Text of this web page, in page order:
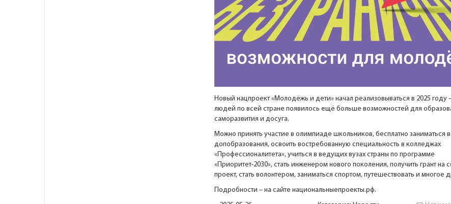
Новый нацпроект «Молодёжь и дети» начал реализовываться в 2025 году
людей по всей стране появилось ещё больше возможностей для
саморазвития и досуга.
Можно принять участие в олимпиаде школьников, бесплатно заниматься в
допобразования, освоить востребованную специальность в колледжах
«Профессионалитета», учиться в ведущих вузах страны по программе
«Приоритет-2030», стать инженером нового поколения, получить грант на
проект, стать волонтером, заниматься спортом, путешествовать и многое
Подробности – на сайте национальныепроекты.рф.